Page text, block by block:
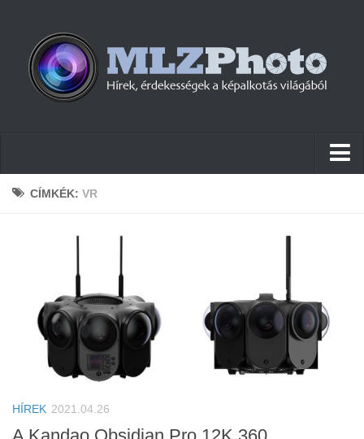
Hírek
Firmware
Tudástár
Tanácsok
Érdekességek
Helyszíni Riport
CÍMKÉK: VR
HÍREK 2021.04.26